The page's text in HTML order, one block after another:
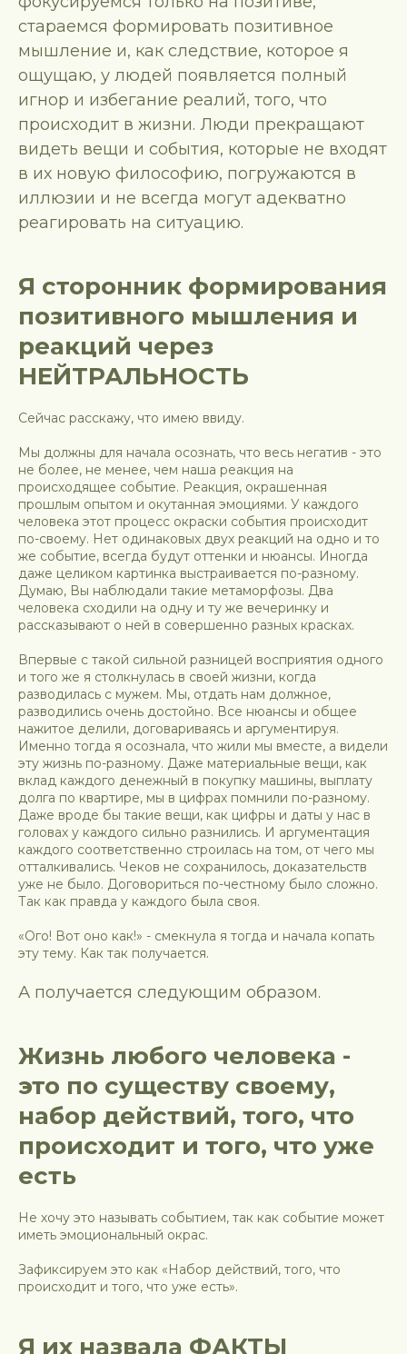
стараемся формировать позитивное
мышление и, как следствие, которое я
ощущаю, у людей появляется полный
игнор и избегание реалий, того, что
происходит в жизни. Люди прекращают
видеть вещи и события, которые не входят
в их новую философию, погружаются в
иллюзии и не всегда могут адекватно
реагировать на ситуацию.
Я сторонник формирования
позитивного мышления и
реакций через
НЕЙТРАЛЬНОСТЬ
Сейчас расскажу, что имею ввиду.
Мы должны для начала осознать, что весь негатив - это
не более, не менее, чем наша реакция на
происходящее событие. Реакция, окрашенная
прошлым опытом и окутанная эмоциями. У каждого
человека этот процесс окраски события происходит
по-своему. Нет одинаковых двух реакций на одно и то
же событие, всегда будут оттенки и нюансы. Иногда
даже целиком картинка выстраивается по-разному.
Думаю, Вы наблюдали такие метаморфозы. Два
человека сходили на одну и ту же вечеринку и
рассказывают о ней в совершенно разных красках.
Впервые с такой сильной разницей восприятия одного
и того же я столкнулась в своей жизни, когда
разводилась с мужем. Мы, отдать нам должное,
разводились очень достойно. Все нюансы и общее
нажитое делили, договариваясь и аргументируя.
Именно тогда я осознала, что жили мы вместе, а видели
эту жизнь по-разному. Даже материальные вещи, как
вклад каждого денежный в покупку машины, выплату
долга по квартире, мы в цифрах помнили по-разному.
Даже вроде бы такие вещи, как цифры и даты у нас в
головах у каждого сильно разнились. И аргументация
каждого соответственно строилась на том, от чего мы
отталкивались. Чеков не сохранилось, доказательств
уже не было. Договориться по-честному было сложно.
Так как правда у каждого была своя.
«Ого! Вот оно как!» - смекнула я тогда и начала копать
эту тему. Как так получается.
А получается следующим образом.
Жизнь любого человека -
это по существу своему,
набор действий, того, что
происходит и того, что уже
есть
Не хочу это называть событием, так как событие может
иметь эмоциональный окрас.
Зафиксируем это как «Набор действий, того, что
происходит и того, что уже есть».
Я их назвала ФАКТЫ